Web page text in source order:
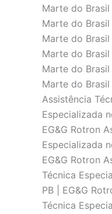
Marte do Brasil
Marte do Brasil
Marte do Brasil
Marte do Brasil
Marte do Brasil
Marte do Brasil
Assistência
Especializada
EG&G Rotron
Especializada
EG&G Rotron
Técnica
PB | EG&G
Técnica